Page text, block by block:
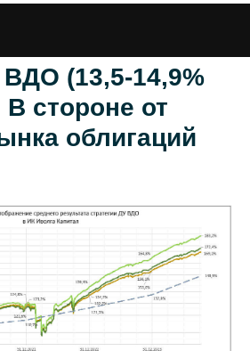
(13,5-14,9%
В стороне от
облигаций